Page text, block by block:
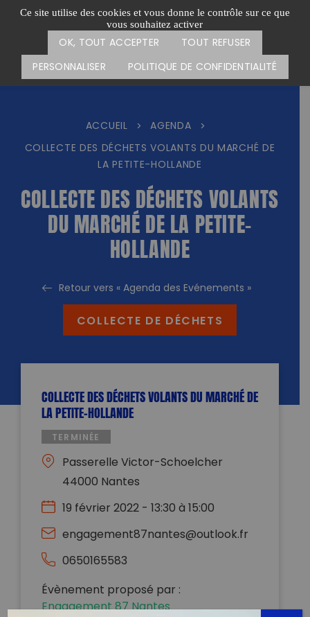
Ce site utilise des cookies et vous donne le contrôle sur ce que
vous souhaitez activer
OK, TOUT ACCEPTER
TOUT REFUSER
PERSONNALISER
POLITIQUE DE CONFIDENTIALITÉ
Passer
Menu
CARTE DES ACTIONS FAIRE UN DON
ACCUEIL > AGENDA
>
COLLECTE DES DÉCHETS VOLANTS DU MARCHÉ DE
LA PETITE-HOLLANDE
COLLECTE DES DÉCHETS VOLANTS
DU MARCHÉ DE LA PETITE-
HOLLANDE
Retour vers « Agenda des Evénements »
COLLECTE DE DÉCHETS
COLLECTE DES DÉCHETS VOLANTS DU MARCHÉ DE
LA PETITE-HOLLANDE
TERMINÉE
Passerelle Victor-Schoelcher
44000 Nantes
19 février 2022 - 13:30 à 15:00
engagement87nantes@outlook.fr
0650165583
Évènement proposé par :
Engagement 87 Nantes